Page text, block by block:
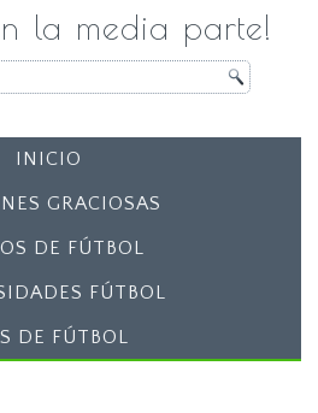
la media parte!
INICIO
GRACIOSAS
DE FÚTBOL
FÚTBOL
DE FÚTBOL